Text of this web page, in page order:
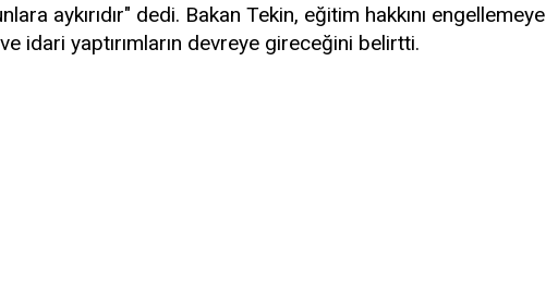
aykırıdır" dedi. Bakan Tekin, eğitim hakkını engellemeye
idari yaptırımların devreye gireceğini belirtti.